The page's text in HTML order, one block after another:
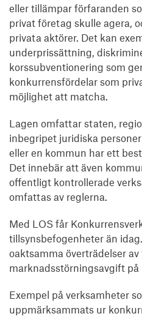
eller tillämpar förfaranden
privat företag skulle agera,
privata aktörer. Det kan
underprissättning,
korssubventionering som
konkurrensfördelar som
möjlighet att matcha.
Lagen omfattar staten,
inbegripet juridiska
eller en kommun har ett
Det innebär att även
offentligt kontrollerade
omfattas av reglerna.
Med LOS får
tillsynsbefogenheter än
oaktsamma överträdelser
marknadsstörningsavgift
Exempel på verksamheter
uppmärksammats ur